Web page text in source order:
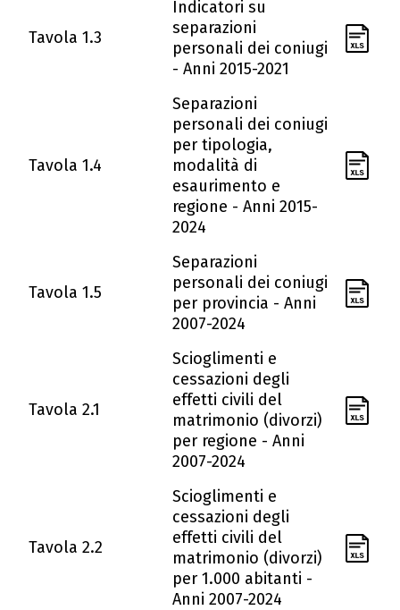
Tavola 1.3
Indicatori su
separazioni
personali dei coniugi
- Anni 2015-2021
Tavola 1.4
Separazioni
personali dei coniugi
per tipologia,
modalità di
esaurimento e
regione - Anni 2015-
2024
Tavola 1.5
Separazioni
personali dei coniugi
per provincia - Anni
2007-2024
Tavola 2.1
Scioglimenti e
cessazioni degli
effetti civili del
matrimonio (divorzi)
per regione - Anni
2007-2024
Tavola 2.2
Scioglimenti e
cessazioni degli
effetti civili del
matrimonio (divorzi)
per 1.000 abitanti -
Anni 2007-2024